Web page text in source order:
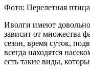
Фото: Перелетная
Иволги имеют
зависит от множества
сезон, время суток,
всегда находятся
есть такие виды,